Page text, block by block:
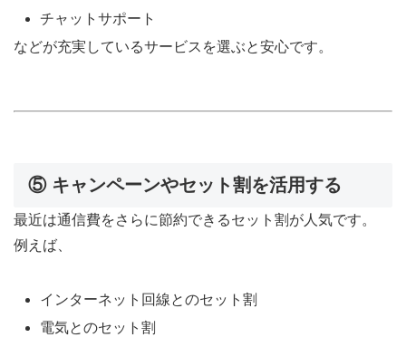
チャットサポート
などが充実しているサービスを選ぶと安心です。
⑤ キャンペーンやセット割を活用する
最近は通信費をさらに節約できるセット割が人気です。
例えば、
インターネット回線とのセット割
電気とのセット割